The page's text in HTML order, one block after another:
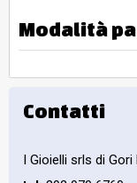
Modalità
Contatti
I Gioielli srls di Gori